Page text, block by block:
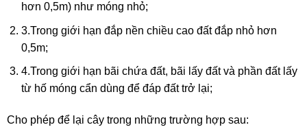
hơn 0,5m) như móng nhỏ;
3.Trong giới hạn đắp nền chiều cao đất đắp nhỏ hơn
0,5m;
4.Trong giới hạn bãi chứa đất, bãi lấy đất và phần đất lấy
từ hố móng cẩn dùng để đáp đất trở lại;
Cho phép để lại cây trong những trường hợp sau: